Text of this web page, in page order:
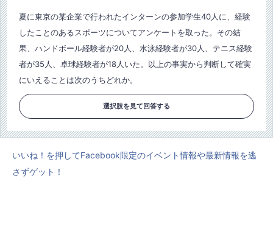
夏に東京の某企業で行われたインターンの参加学生40人に、経験
したことのあるスポーツについてアンケートを取った。その結
果、ハンドボール経験者が20人、水泳経験者が30人、テニス経験
者が35人、卓球経験者が18人いた。以上の事実から判断して確実
にいえることは次のうちどれか。
選択肢を見て回答する
いいね！を押してFacebook限定のイベント情報や最新情報を逃
さずゲット！